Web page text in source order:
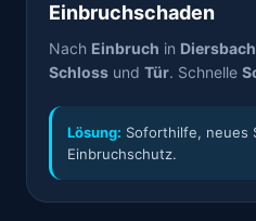
Einbruchschaden
Nach Einbruch in Diersbach
Schloss und Tür. Schnelle
Lösung: Soforthilfe, neues
Einbruchschutz.